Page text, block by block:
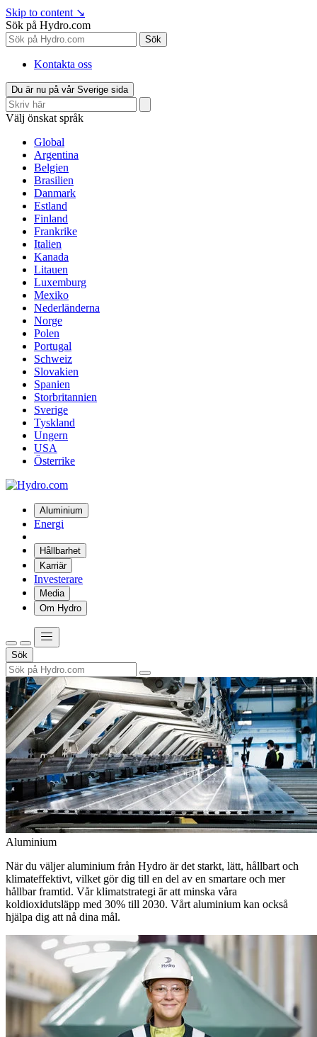
Skip to content ↘
Sök på Hydro.com
Sök
Kontakta oss
Du är nu på vår Sverige sida
Välj önskat språk
Global
Argentina
Belgien
Brasilien
Danmark
Estland
Finland
Frankrike
Italien
Kanada
Litauen
Luxemburg
Mexiko
Nederländerna
Norge
Polen
Portugal
Schweiz
Slovakien
Spanien
Storbritannien
Sverige
Tyskland
Ungern
USA
Österrike
Aluminium
Energi
Hållbarhet
Karriär
Investerare
Media
Om Hydro
Sök
Aluminium
När du väljer aluminium från Hydro är det starkt, lätt, hållbart och
klimateffektivt, vilket gör dig till en del av en smartare och mer
hållbar framtid. Vår klimatstrategi är att minska våra
koldioxidutsläpp med 30% till 2030. Vårt aluminium kan också
hjälpa dig att nå dina mål.